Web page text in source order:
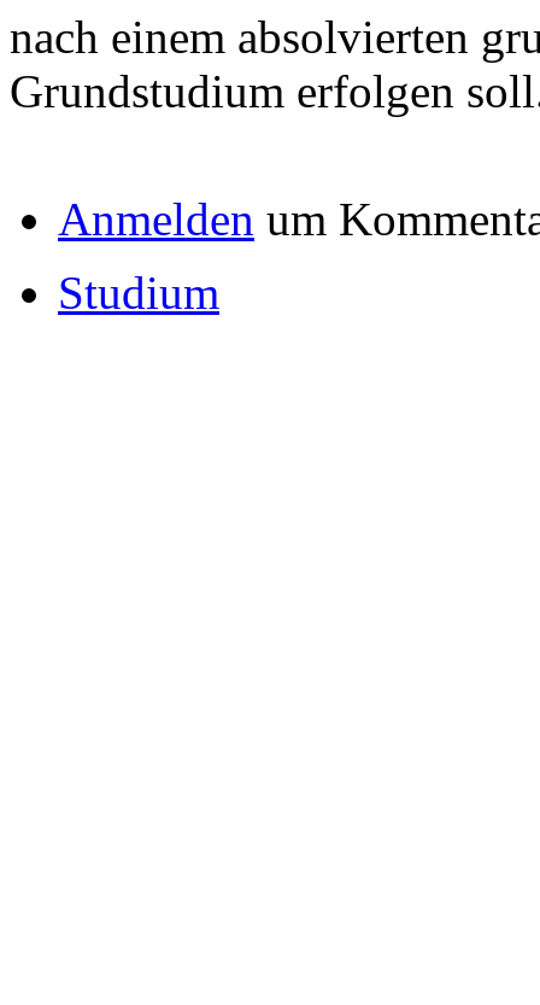
nach einem absolvierten
Grundstudium erfolgen
Anmelden um
Studium